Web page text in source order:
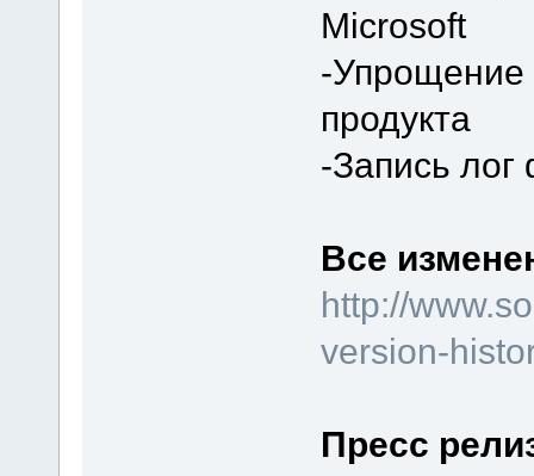
Microsoft
-Упрощение
продукта
-Запись
Все
http://
version-
Пресс